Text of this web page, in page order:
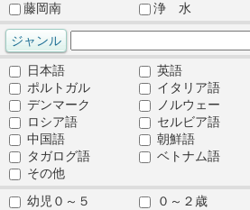
藤岡南
浄 水
日本語
英語
ポルトガル
イタリア語
デンマーク
ノルウェー
ロシア語
セルビア語
中国語
朝鮮語
タガログ語
ベトナム語
その他
幼児０～５
０～２歳